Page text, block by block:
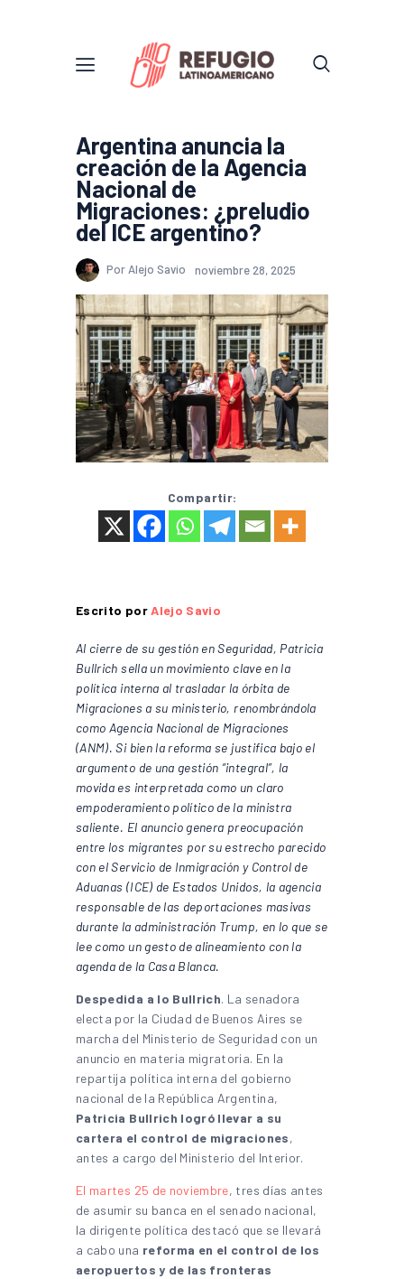
Argentina anuncia la
creación de la Agencia
Nacional de
Migraciones: ¿preludio
del ICE argentino?
Por Alejo Savio noviembre 28, 2025
Compartir:
Escrito porAlejo Savio
Al cierre de su gestión en Seguridad, Patricia
Bullrich sella un movimiento clave en la
política interna al trasladar la órbita de
Migraciones a su ministerio, renombrándola
como Agencia Nacional de Migraciones
(ANM). Si bien la reforma se justifica bajo el
argumento de una gestión “integral”, la
movida es interpretada como un claro
empoderamiento político de la ministra
saliente. El anuncio genera preocupación
entre los migrantes por su estrecho parecido
con el Servicio de Inmigración y Control de
Aduanas (ICE) de Estados Unidos, la agencia
responsable de las deportaciones masivas
durante la administración Trump, en lo que se
lee como un gesto de alineamiento con la
agenda de la Casa Blanca.
Despedida a lo Bullrich. La senadora
electa por la Ciudad de Buenos Aires se
marcha del Ministerio de Seguridad con un
anuncio en materia migratoria. En la
repartija política interna del gobierno
nacional de la República Argentina,
Patricia Bullrich logró llevar a su
cartera el control de migraciones,
antes a cargo del Ministerio del Interior.
El martes 25 de noviembre, tres días antes
de asumir su banca en el senado nacional,
la dirigente política destacó que se llevará
a cabo una reforma en el control de los
aeropuertos y de las fronteras